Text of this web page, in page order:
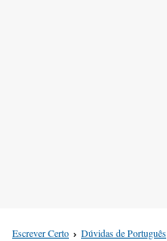
Escrever Certo Dúvidas de Português